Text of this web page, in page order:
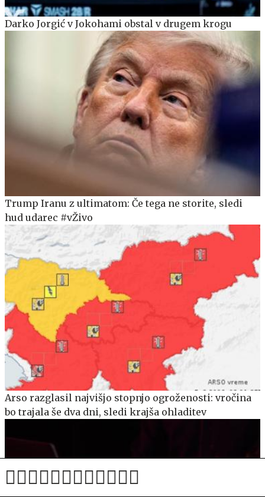
Darko Jorgić v Jokohami obstal v drugem krogu
Trump Iranu z ultimatom: Če tega ne storite, sledi
hud udarec #vŽivo
Arso razglasil najvišjo stopnjo ogroženosti: vročina
bo trajala še dva dni, sledi krajša ohladitev